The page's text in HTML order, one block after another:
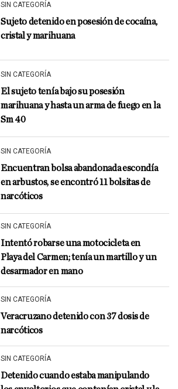
SIN CATEGORÍA
Sujeto detenido en posesión de cocaína,
cristal y marihuana
SIN CATEGORÍA
El sujeto tenía bajo su posesión
marihuana y hasta un arma de fuego en la
Sm 40
SIN CATEGORÍA
Encuentran bolsa abandonada escondía
en arbustos, se encontró 11 bolsitas de
narcóticos
SIN CATEGORÍA
Intentó robarse una motocicleta en
Playa del Carmen; tenía un martillo y un
desarmador en mano
SIN CATEGORÍA
Veracruzano detenido con 37 dosis de
narcóticos
SIN CATEGORÍA
Detenido cuando estaba manipulando